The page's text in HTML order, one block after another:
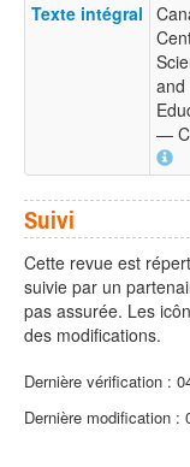
Texte intégral
and
—
Suivi
Cette revue est
suivie par un
pas assurée. Les
des modifications.
Dernière vérification :
Dernière modification :